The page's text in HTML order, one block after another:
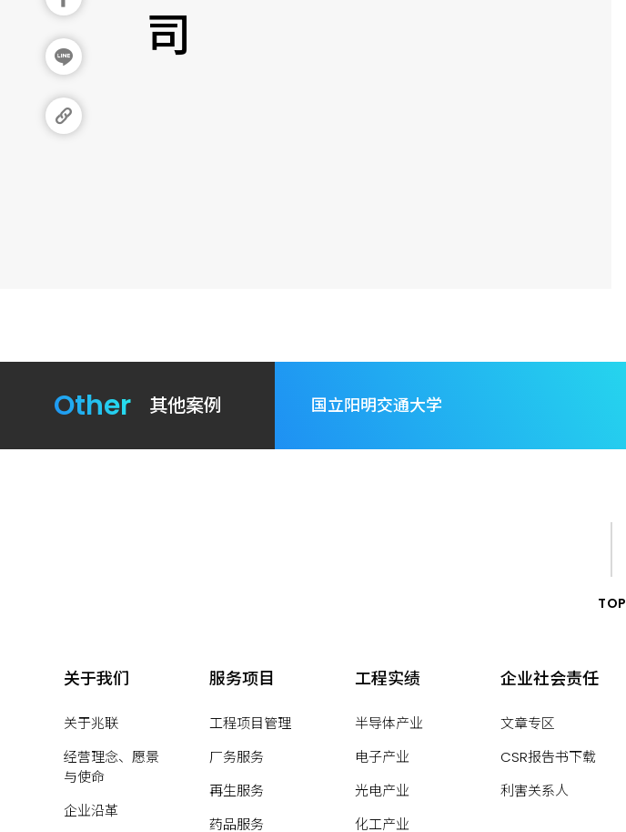
司
Other 其他案例 国立阳明交通大学
TOP
关于我们
关于兆联
经营理念、愿景
与使命
企业沿革
服务项目
工程项目管理
厂务服务
再生服务
药品服务
工程实绩
半导体产业
电子产业
光电产业
化工产业
企业社会责任
文章专区
CSR报告书下载
利害关系人